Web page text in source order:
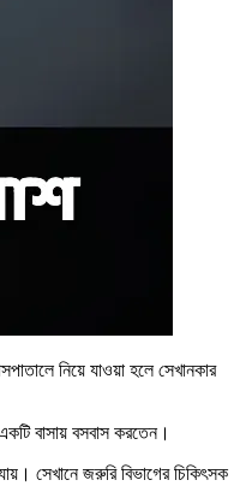
নিয়ে যাওয়া হলে সেখানকার
বাসায় বসবাস করতেন।
সেখানে জরুরি বিভাগের চিকিৎসক